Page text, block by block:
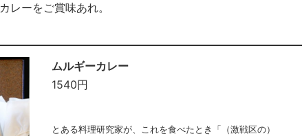
レーをご賞味あれ。
ムルギーカレー
1540円
とある料理研究家が、これを食べたとき「（激戦区の）